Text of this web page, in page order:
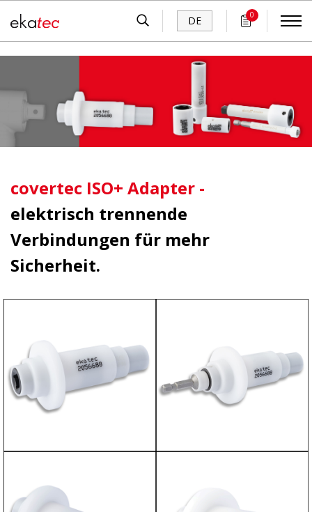
DE 0
covertec ISO+ Adapter -
elektrisch trennende
Verbindungen für mehr
Sicherheit.